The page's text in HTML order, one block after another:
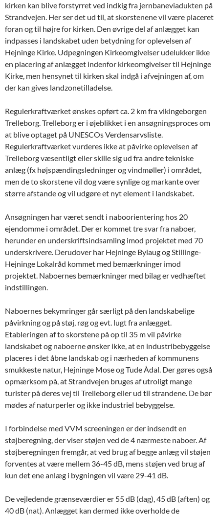
kirken kan blive forstyrret ved indkig fra jernbaneviadukten på
Strandvejen. Her ser det ud til, at skorstenene vil være placeret
foran og til højre for kirken. Den øvrige del af anlægget kan
indpasses i landskabet uden betydning for oplevelsen af
Hejninge Kirke. Udpegningen Kirkeomgivelser udelukker ikke
en placering af anlægget indenfor kirkeomgivelser til Hejninge
Kirke, men hensynet til kirken skal indgå i afvejningen af, om
der kan gives landzonetilladelse.
Regulerkraftværket ønskes opført ca. 2 km fra vikingeborgen
Trelleborg. Trelleborg er i øjeblikket i en ansøgningsproces om
at blive optaget på UNESCOs Verdensarvsliste.
Regulerkraftværket vurderes ikke at påvirke oplevelsen af
Trelleborg væsentligt eller skille sig ud fra andre tekniske
anlæg (fx højspændingsledninger og vindmøller) i området,
men de to skorstene vil dog være synlige og markante over
større afstande og vil udgøre et nyt element i landskabet.
Ansøgningen har været sendt i naboorientering hos 20
ejendomme i området. Der er kommet tre svar fra naboer,
herunder en underskriftsindsamling imod projektet med 70
underskrivere. Derudover har Hejninge Bylaug og Stillinge-
Hejninge Lokalråd kommet med bemærkninger imod
projektet. Naboernes bemærkninger med bilag er vedhæftet
indstillingen.
Naboernes bekymringer går særligt på den landskabelige
påvirkning og på støj, røg og evt. lugt fra anlægget.
Etableringen af to skorstene på op til 35 m vil påvirke
landskabet og naboerne ønsker ikke, at en industribebyggelse
placeres i det åbne landskab og i nærheden af kommunens
smukkeste natur, Hejninge Mose og Tude Ådal. Der gøres også
opmærksom på, at Strandvejen bruges af utroligt mange
turister på deres vej til Trelleborg eller ud til strandene. De bør
mødes af naturperler og ikke industriel bebyggelse.
I forbindelse med VVM screeningen er der indsendt en
støjberegning, der viser støjen ved de 4 nærmeste naboer. Af
støjberegningen fremgår, at ved brug af begge anlæg vil støjen
forventes at være mellem 36-45 dB, mens støjen ved brug af
kun det ene anlæg i bygningen vil være 29-41 dB.
De vejledende grænseværdier er 55 dB (dag), 45 dB (aften) og
40 dB (nat). Anlægget kan dermed ikke overholde de